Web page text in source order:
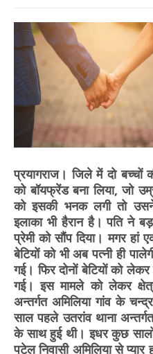
प्रयागराज। जिले में दो
को बॉयफ्रेंड बना लिया, जो
को इसकी भनक लगी तो
इलाका भी हैरान है। पति ने
प्रेमी को सौंप दिया। मगर
बेटियों को भी अब पत्नी ही
गई। फिर दोनों बेटियों को
गई। इस मामले को लेकर
अन्तर्गत अमिलिया गांव के
साल पहले उतरांव थाना
के साथ हुई थी। इधर कुछ
पटेल निवासी अमिलिया से